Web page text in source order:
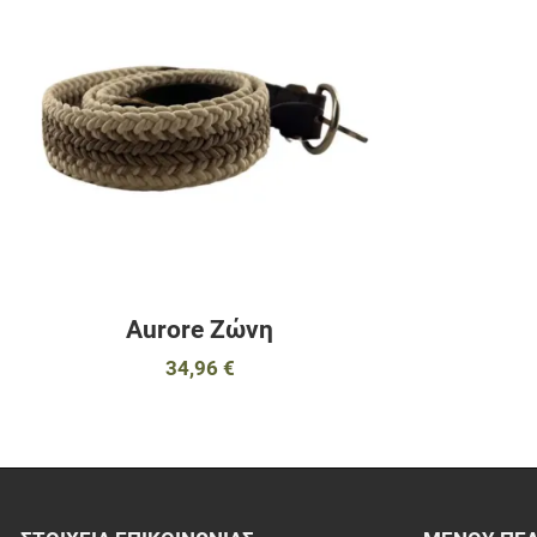
Aurore Ζώνη
34,96 €